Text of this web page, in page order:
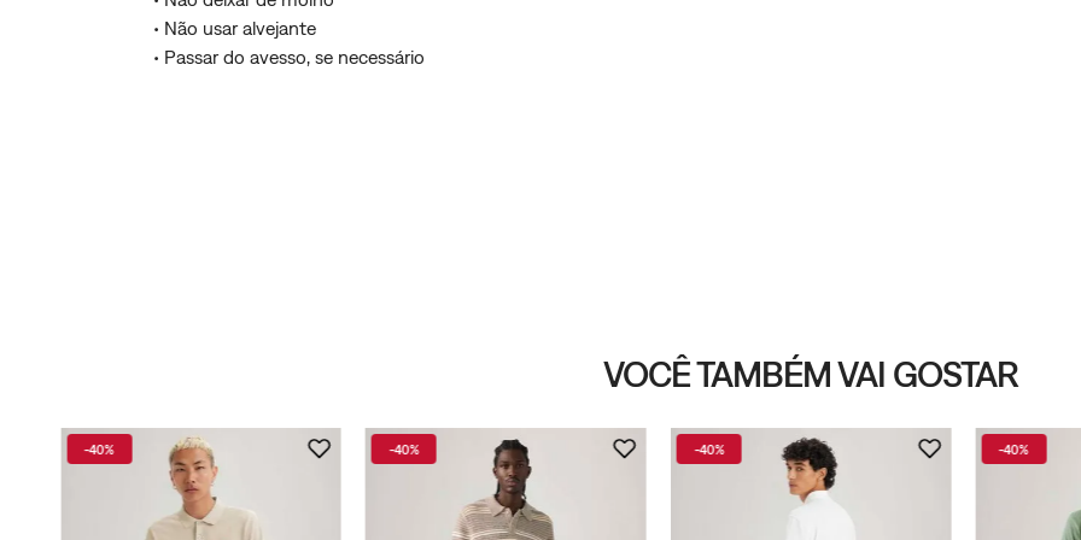
• Não usar alvejante
• Passar do avesso, se necessário
VOCÊ TAMBÉM VAI GOSTAR
-40% -40% -40% -40%